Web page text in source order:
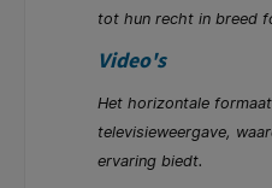
tot hun recht in breed
Video's
Het horizontale
televisieweergave,
ervaring biedt.